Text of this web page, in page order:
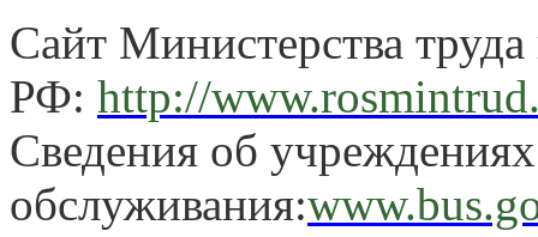
Сайт Министерства
РФ: http://
Сведения об
обслуживания: